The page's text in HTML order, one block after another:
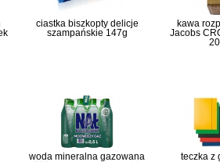
ciastka biszkopty delicje
szampańskie 147g
kawa
Jacobs
woda mineralna gazowana
teczka z